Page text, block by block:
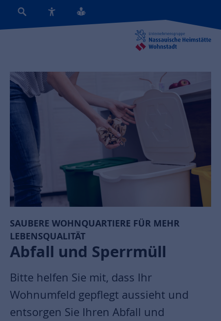
SAUBERE WOHNQUARTIERE FÜR MEHR
LEBENSQUALITÄT
Abfall und Sperrmüll
Bitte helfen Sie mit, dass Ihr
Wohnumfeld gepflegt aussieht und
entsorgen Sie Ihren Abfall und